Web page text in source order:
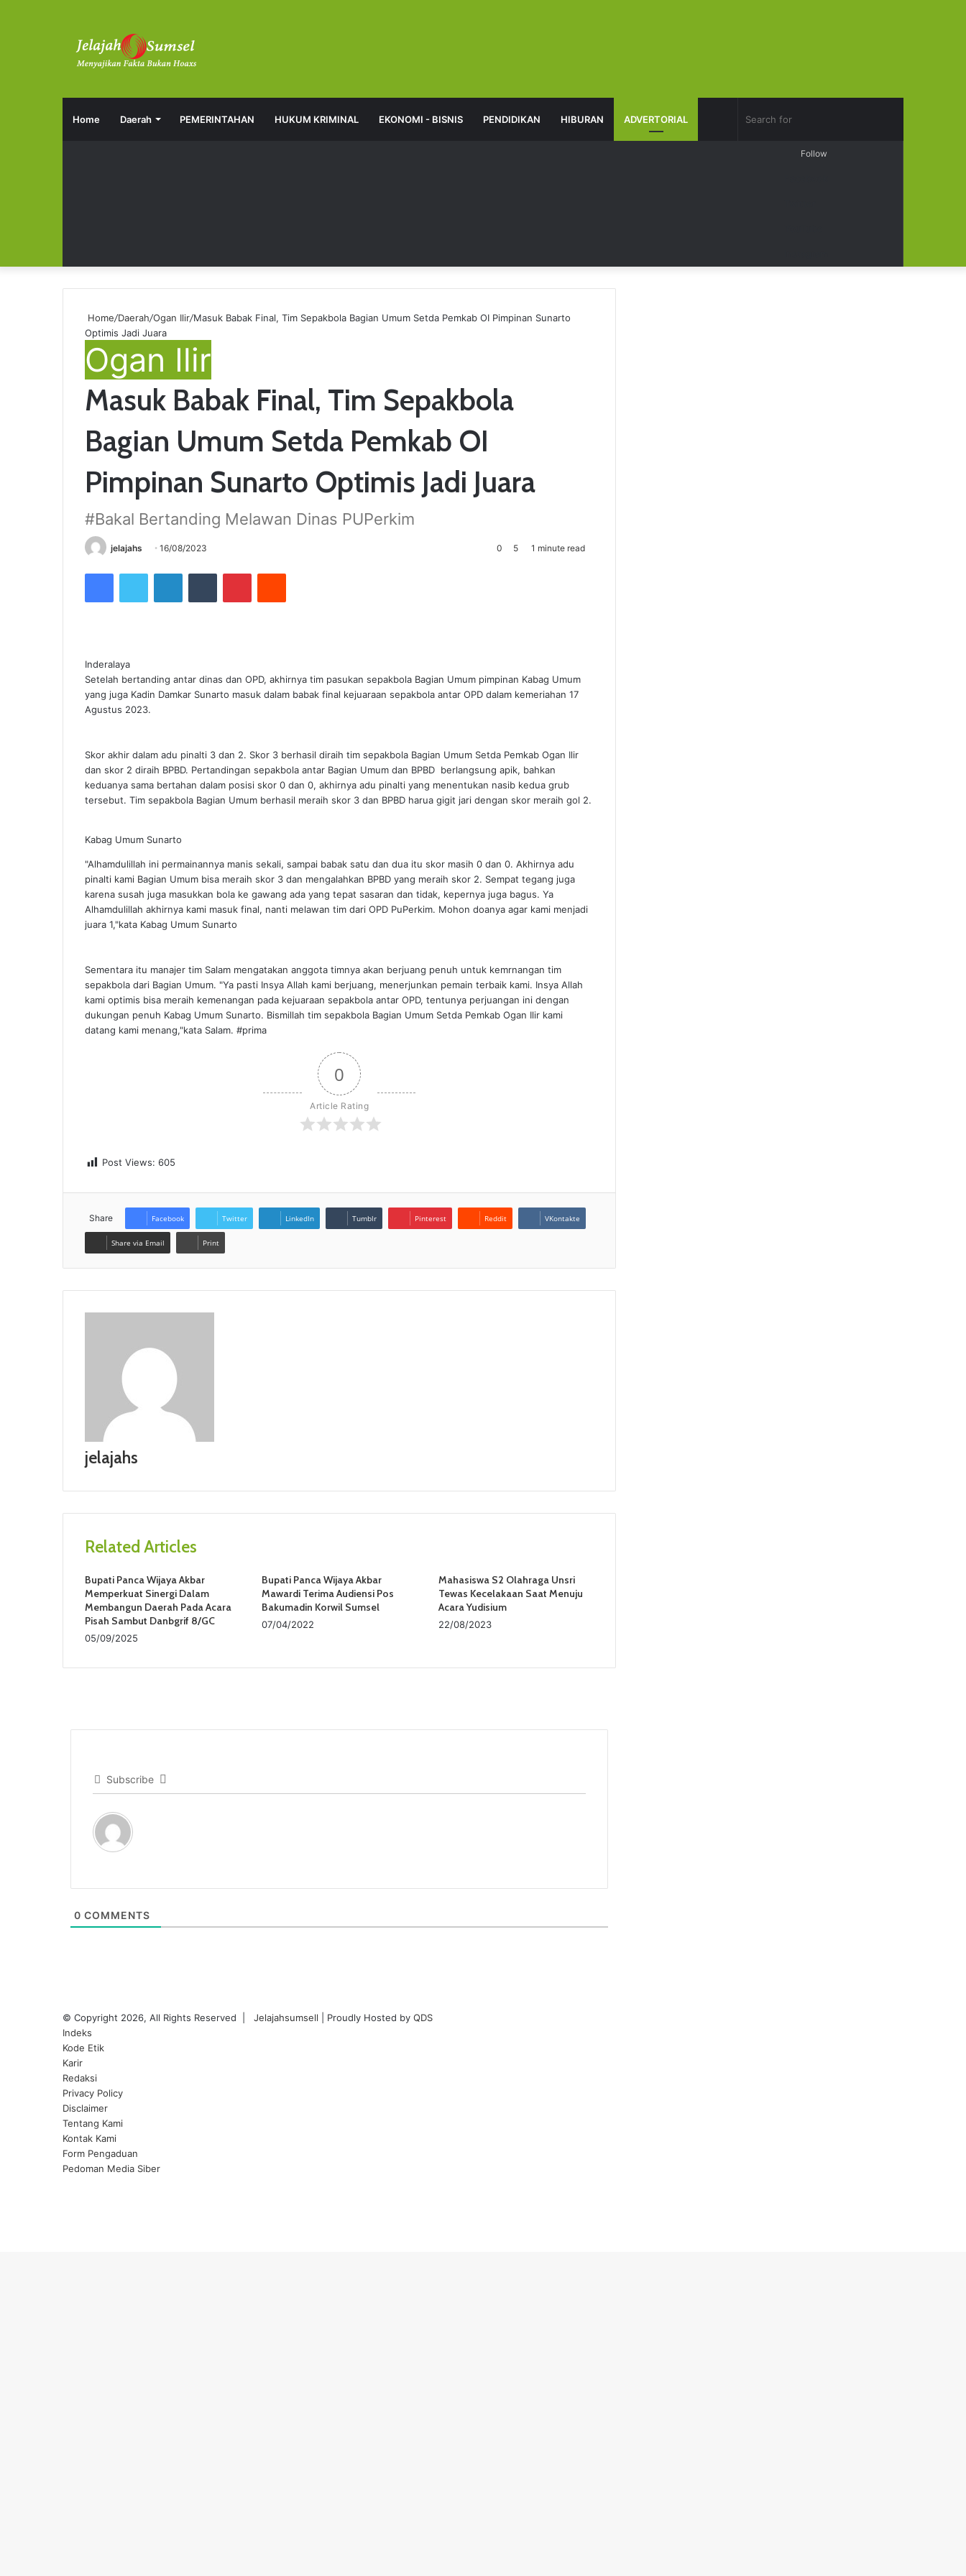
Home Daerah PEMERINTAHAN HUKUM KRIMINAL EKONOMI - BISNIS PENDIDIKAN HIBURAN ADVERTORIAL
Follow
Home/Daerah/Ogan Ilir/Masuk Babak Final, Tim Sepakbola Bagian Umum Setda Pemkab OI Pimpinan Sunarto
Optimis Jadi Juara
Ogan Ilir
Masuk Babak Final, Tim Sepakbola
Bagian Umum Setda Pemkab OI
Pimpinan Sunarto Optimis Jadi Juara
#Bakal Bertanding Melawan Dinas PUPerkim
jelajahs 16/08/2023 0 5 1 minute read
Inderalaya
Setelah bertanding antar dinas dan OPD, akhirnya tim pasukan sepakbola Bagian Umum pimpinan Kabag Umum
yang juga Kadin Damkar Sunarto masuk dalam babak final kejuaraan sepakbola antar OPD dalam kemeriahan 17
Agustus 2023.
Skor akhir dalam adu pinalti 3 dan 2. Skor 3 berhasil diraih tim sepakbola Bagian Umum Setda Pemkab Ogan Ilir
dan skor 2 diraih BPBD. Pertandingan sepakbola antar Bagian Umum dan BPBD berlangsung apik, bahkan
keduanya sama bertahan dalam posisi skor 0 dan 0, akhirnya adu pinalti yang menentukan nasib kedua grub
tersebut. Tim sepakbola Bagian Umum berhasil meraih skor 3 dan BPBD harua gigit jari dengan skor meraih gol 2.
Kabag Umum Sunarto
"Alhamdulillah ini permainannya manis sekali, sampai babak satu dan dua itu skor masih 0 dan 0. Akhirnya adu
pinalti kami Bagian Umum bisa meraih skor 3 dan mengalahkan BPBD yang meraih skor 2. Sempat tegang juga
karena susah juga masukkan bola ke gawang ada yang tepat sasaran dan tidak, kepernya juga bagus. Ya
Alhamdulillah akhirnya kami masuk final, nanti melawan tim dari OPD PuPerkim. Mohon doanya agar kami menjadi
juara 1,"kata Kabag Umum Sunarto
Sementara itu manajer tim Salam mengatakan anggota timnya akan berjuang penuh untuk kemrnangan tim
sepakbola dari Bagian Umum. "Ya pasti Insya Allah kami berjuang, menerjunkan pemain terbaik kami. Insya Allah
kami optimis bisa meraih kemenangan pada kejuaraan sepakbola antar OPD, tentunya perjuangan ini dengan
dukungan penuh Kabag Umum Sunarto. Bismillah tim sepakbola Bagian Umum Setda Pemkab Ogan Ilir kami
datang kami menang,"kata Salam. #prima
0
Article Rating
Post Views: 605
Share Facebook Twitter LinkedIn Tumblr Pinterest Reddit VKontakte
Share via Email Print
jelajahs
Related Articles
Bupati Panca Wijaya Akbar
Memperkuat Sinergi Dalam
Membangun Daerah Pada Acara
Pisah Sambut Danbgrif 8/GC
05/09/2025
Bupati Panca Wijaya Akbar
Mawardi Terima Audiensi Pos
Bakumadin Korwil Sumsel
07/04/2022
Mahasiswa S2 Olahraga Unsri
Tewas Kecelakaan Saat Menuju
Acara Yudisium
22/08/2023
Subscribe
0 COMMENTS
© Copyright 2026, All Rights Reserved | Jelajahsumsell | Proudly Hosted by QDS
Indeks
Kode Etik
Karir
Redaksi
Privacy Policy
Disclaimer
Tentang Kami
Kontak Kami
Form Pengaduan
Pedoman Media Siber